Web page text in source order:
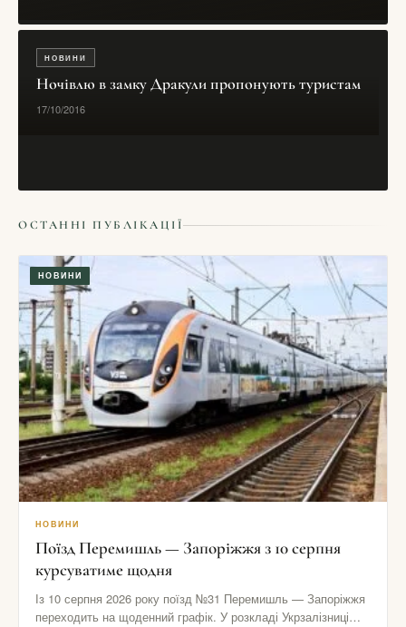
НОВИНИ
Ночівлю в замку Дракули пропонують туристам
17/10/2016
ОСТАННІ ПУБЛІКАЦІЇ
НОВИНИ
НОВИНИ
Поїзд Перемишль — Запоріжжя з 10 серпня
курсуватиме щодня
Із 10 серпня 2026 року поїзд №31 Перемишль — Запоріжжя
переходить на щоденний графік. У розкладі Укрзалізниці